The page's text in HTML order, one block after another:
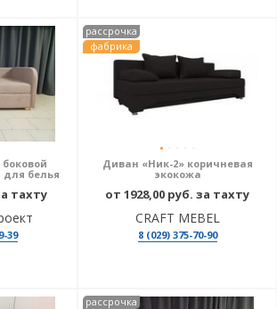
боковой
белья
тахту
39
рассрочка
фабрика
Диван «Ник-2» коричневая
экокожа
от 1928,00 руб. за тахту
CRAFT MEBEL
8 (029) 375-70-90
рассрочка